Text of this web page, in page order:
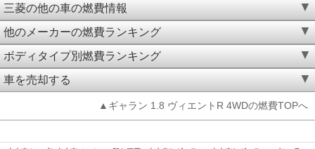
三菱の他の車の燃費情報
他のメーカーの燃費ランキング
ボディタイプ別燃費ランキング
車を売却する
▲ギャラン 1.8 ヴィエントR 4WDの燃費TOPへ